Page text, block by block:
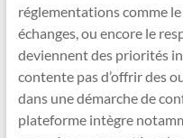
réglementations comme
échanges, ou encore le
deviennent des priorités
contente pas d’offrir des
dans une démarche de
plateforme intègre